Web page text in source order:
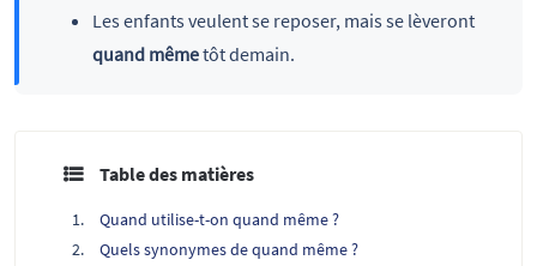
Les enfants veulent se reposer, mais se lèveront
quand mêmetôt demain.
Table des matières
Quand utilise-t-on quand même ?
Quels synonymes de quand même ?